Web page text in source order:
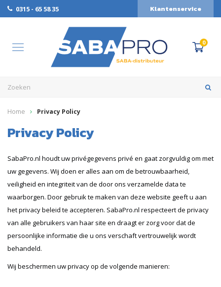
0315 - 65 58 35 Klantenservice
0
Home Privacy Policy
Privacy Policy
SabaPro.nl houdt uw privégegevens privé en gaat zorgvuldig om met
uw gegevens. Wij doen er alles aan om de betrouwbaarheid,
veiligheid en integriteit van de door ons verzamelde data te
waarborgen. Door gebruik te maken van deze website geeft u aan
het privacy beleid te accepteren. SabaPro.nl respecteert de privacy
van alle gebruikers van haar site en draagt er zorg voor dat de
persoonlijke informatie die u ons verschaft vertrouwelijk wordt
behandeld.
Wij beschermen uw privacy op de volgende manieren: